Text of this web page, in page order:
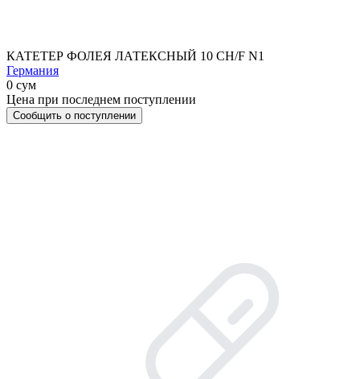
КАТЕТЕР ФОЛЕЯ ЛАТЕКСНЫЙ 10 CH/F N1
Германия
0 сум
Цена при последнем поступлении
Сообщить о поступлении